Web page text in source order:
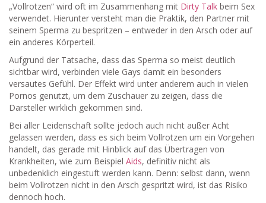
„Vollrotzen“ wird oft im Zusammenhang mit Dirty Talk beim Sex
verwendet. Hierunter versteht man die Praktik, den Partner mit
seinem Sperma zu bespritzen – entweder in den Arsch oder auf
ein anderes Körperteil.
Aufgrund der Tatsache, dass das Sperma so meist deutlich
sichtbar wird, verbinden viele Gays damit ein besonders
versautes Gefühl. Der Effekt wird unter anderem auch in vielen
Pornos genutzt, um dem Zuschauer zu zeigen, dass die
Darsteller wirklich gekommen sind.
Bei aller Leidenschaft sollte jedoch auch nicht außer Acht
gelassen werden, dass es sich beim Vollrotzen um ein Vorgehen
handelt, das gerade mit Hinblick auf das Übertragen von
Krankheiten, wie zum Beispiel Aids, definitiv nicht als
unbedenklich eingestuft werden kann. Denn: selbst dann, wenn
beim Vollrotzen nicht in den Arsch gespritzt wird, ist das Risiko
dennoch hoch.